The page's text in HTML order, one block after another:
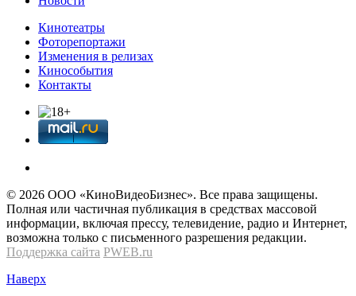
Кинотеатры
Фоторепортажи
Изменения в релизах
Кинособытия
Контакты
© 2026 OOО «КиноВидеоБизнес». Все права защищены.
Полная или частичная публикация в средствах массовой
информации, включая прессу, телевидение, радио и Интернет,
возможна только с письменного разрешения редакции.
Поддержка сайта PWEB.ru
Наверх